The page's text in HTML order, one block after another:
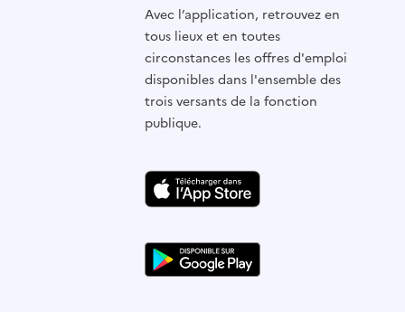
Avec l’application, retrouvez en
tous lieux et en toutes
circonstances les offres d'emploi
disponibles dans l'ensemble des
trois versants de la fonction
publique.